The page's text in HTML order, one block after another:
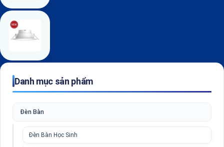
Danh mục sản phẩm
Đèn Bàn
Đèn Bàn Học Sinh